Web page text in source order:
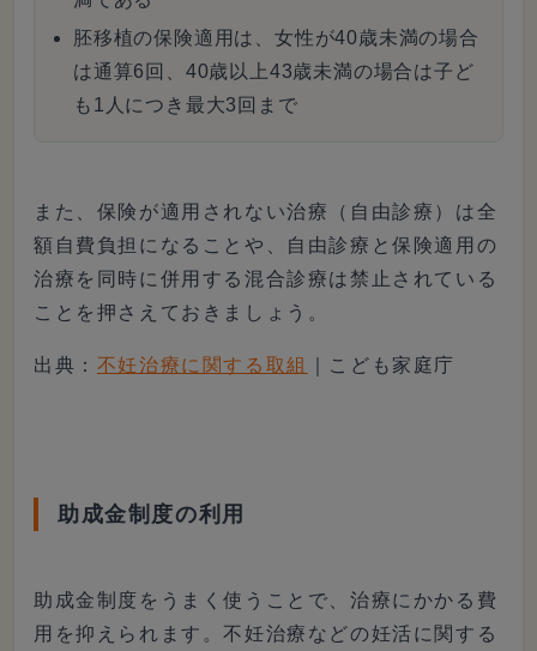
胚移植の保険適用は、女性が40歳未満の場合
は通算6回、40歳以上43歳未満の場合は子ど
も1人につき最大3回まで
また、保険が適用されない治療（自由診療）は全
額自費負担になることや、自由診療と保険適用の
治療を同時に併用する混合診療は禁止されている
ことを押さえておきましょう。
出典： 不妊治療に関する取組 ｜こども家庭庁
助成金制度の利用
助成金制度をうまく使うことで、治療にかかる費
用を抑えられます。不妊治療などの妊活に関する